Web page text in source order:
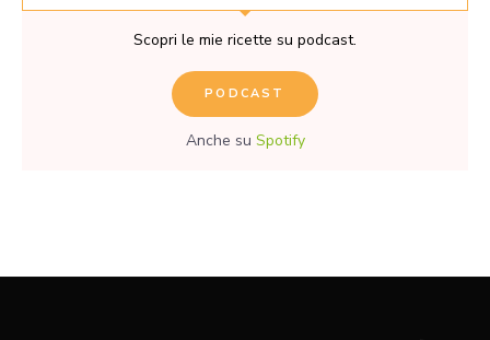
Scopri le mie ricette su podcast.
PODCAST
Anche su Spotify